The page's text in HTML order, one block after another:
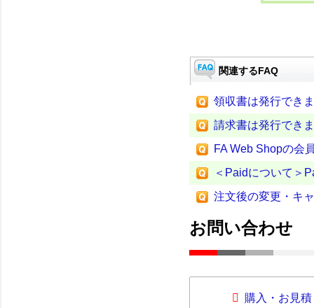
関連するFAQ
領収書は発行でき
請求書は発行でき
FA Web Shopの会
＜Paidについて＞
注文後の変更・キ
お問い合わせ
購入・お見